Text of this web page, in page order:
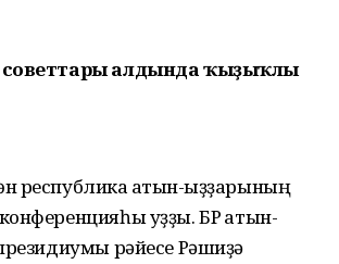
советтары алдында ҡыҙыҡлы
республика ҡатын-ҡыҙҙарының
уҙҙы. БР ҡатын-
рәйесе Рәшиҙә